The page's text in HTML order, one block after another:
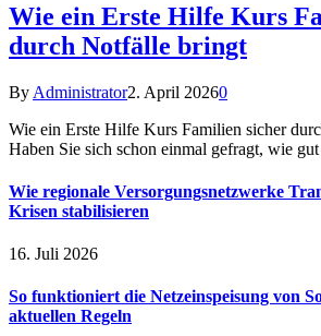
Wie ein Erste Hilfe Kurs
durch Notfälle bringt
By Administrator2. April 20260
Wie ein Erste Hilfe Kurs Familien sicher
Haben Sie sich schon einmal gefragt, wie
Wie regionale Versorgungsnetzwerke
Krisen stabilisieren
16. Juli 2026
So funktioniert die Netzeinspeisung von
aktuellen Regeln